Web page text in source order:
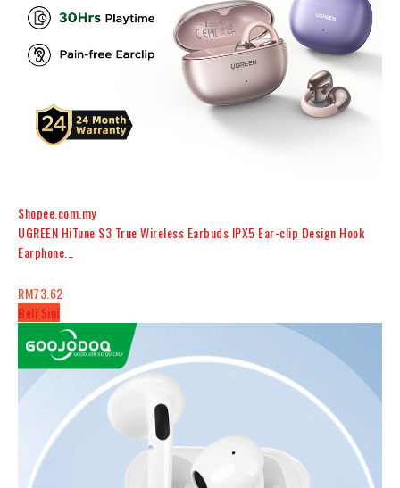
Shopee.com.my
UGREEN HiTune S3 True Wireless Earbuds IPX5 Ear-clip Design Hook
Earphone...
RM73.62
Beli Sini